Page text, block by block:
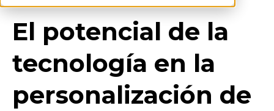
El potencial de la
tecnología en la
personalización de